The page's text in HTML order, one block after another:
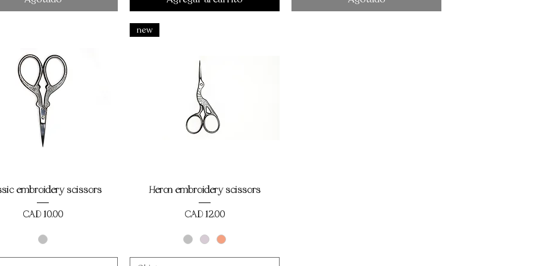
Vista rápida
embroidery scissors
Precio
CAD 10,00
Vista rápida
new
Heron embroidery scissors
Precio
CAD 12,00